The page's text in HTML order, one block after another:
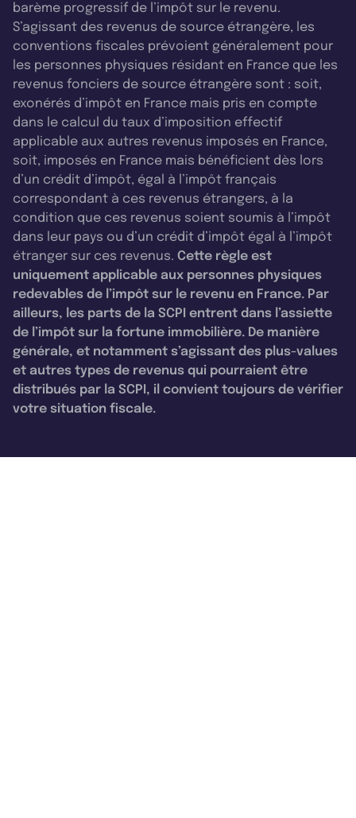
barème progressif de l’impôt sur le revenu.
S’agissant des revenus de source étrangère, les
conventions fiscales prévoient généralement pour
les personnes physiques résidant en France que les
revenus fonciers de source étrangère sont : soit,
exonérés d’impôt en France mais pris en compte
dans le calcul du taux d’imposition effectif
applicable aux autres revenus imposés en France,
soit, imposés en France mais bénéficient dès lors
d’un crédit d’impôt, égal à l’impôt français
correspondant à ces revenus étrangers, à la
condition que ces revenus soient soumis à l’impôt
dans leur pays ou d’un crédit d’impôt égal à l’impôt
étranger sur ces revenus. Cette règle est
uniquement applicable aux personnes physiques
redevables de l’impôt sur le revenu en France. Par
ailleurs, les parts de la SCPI entrent dans l’assiette
de l’impôt sur la fortune immobilière. De manière
générale, et notamment s’agissant des plus-values
et autres types de revenus qui pourraient être
distribués par la SCPI, il convient toujours de vérifier
votre situation fiscale.